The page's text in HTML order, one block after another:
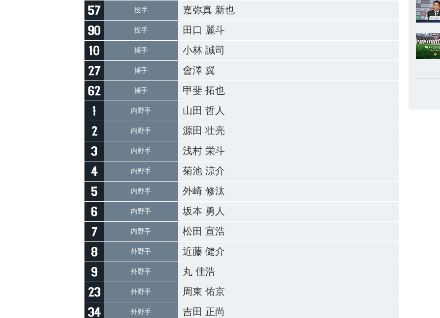
投手 嘉弥真 新也
投手 田口 麗斗
捕手 小林 誠司
捕手 會澤 翼
捕手 甲斐 拓也
内野手 山田 哲人
内野手 源田 壮亮
内野手 浅村 栄斗
内野手 菊池 涼介
内野手 外崎 修汰
内野手 坂本 勇人
内野手 松田 宣浩
外野手 近藤 健介
外野手 丸 佳浩
外野手 周東 佑京
外野手 吉田 正尚